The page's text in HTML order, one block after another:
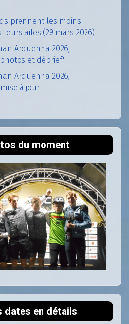
prennent les moins
ailes (29 mars 2026)
Arduenna 2026,
et débrief'.
Arduenna 2026,
à jour
du moment
dates en détails